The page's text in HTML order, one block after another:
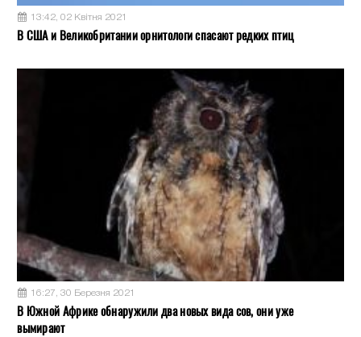
13:42, 02 Квітня 2021
В США и Великобритании орнитологи спасают редких птиц
16:27, 30 Березня 2021
В Южной Африке обнаружили два новых вида сов, они уже
вымирают